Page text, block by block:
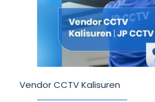
Vendor CCTV Kalisuren